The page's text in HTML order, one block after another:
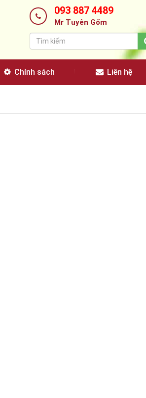
093 887 4489
Mr Tuyên Gốm
Chính sách Liên hệ